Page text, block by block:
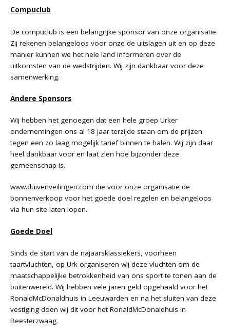
Compuclub
De compuclub is een belangrijke sponsor van onze organisatie.
Zij rekenen belangeloos voor onze de uitslagen uit en op deze
manier kunnen we het hele land informeren over de
uitkomsten van de wedstrijden. Wij zijn dankbaar voor deze
samenwerking.
Andere Sponsors
Wij hebben het genoegen dat een hele groep Urker
ondernemingen ons al 18 jaar terzijde staan om de prijzen
tegen een zo laag mogelijk tarief binnen te halen. Wij zijn daar
heel dankbaar voor en laat zien hoe bijzonder deze
gemeenschap is.
www.duivenveilingen.com die voor onze organisatie de
bonnenverkoop voor het goede doel regelen en belangeloos
via hun site laten lopen.
Goede Doel
Sinds de start van de najaarsklassiekers, voorheen
taartvluchten, op Urk organiseren wij deze vluchten om de
maatschappelijke betrokkenheid van ons sport te tonen aan de
buitenwereld. Wij hebben vele jaren geld opgehaald voor het
RonaldMcDonaldhuis in Leeuwarden en na het sluiten van deze
vestiging doen wij dit voor het RonaldMcDonaldhuis in
Beesterzwaag.